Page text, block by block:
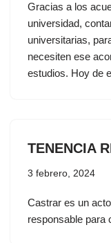
Gracias a los
universidad,
universitarias,
necesiten ese
estudios. Hoy de
TENENCIA
3 febrero, 2024
Castrar es un
responsable para